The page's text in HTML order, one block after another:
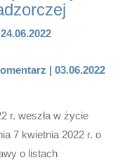
24.06.2022
| 03.06.2022
r. weszła w życie
7 kwietnia 2022 r. o
o listach